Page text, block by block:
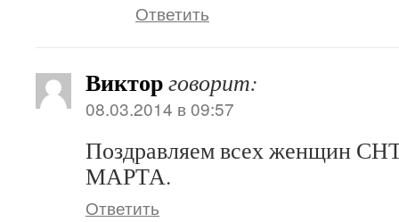
Ответить
Викторговорит:
08.03.2014 в 09:57
Поздравляем всех женщин
МАРТА.
Ответить